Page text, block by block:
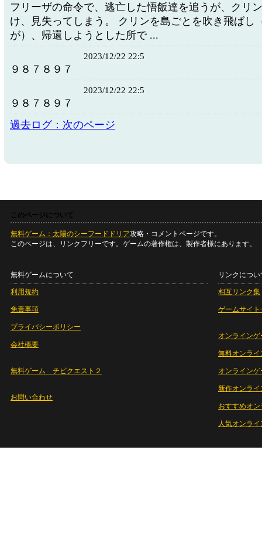
フリーザの命令で、逃亡した悟飯達を追うが、クリ
け、見失ってしまう。 クリンを島ごとを吹き飛ばし
が）、帰還しようとした所で ...
2023/12/22 22:5
９８７８９７
2023/12/22 22:5
９８７８９７
過去ログ：次のページ
このページについて
無料ゲーム：太陽のシーフードドリア攻略・コメントページです。
このページは、リンクフリーです。ゲームの著作権は、製作者様にあります。
無料ゲームについて
利用規約
免責事項
プライバシーポリシー
会社概要
無料ゲーム チビクエスト２
お問い合わせ
リンクについ
相互リンク集
ゲームサイト
オンラインゲ
無料オンライ
オンライン
新作オンライ
おすすめオ
人気オンラ